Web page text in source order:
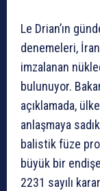
Le Drian’ın
denemeleri,
imzalanan
bulunuyor.
açıklamada,
anlaşmaya
balistik füze
büyük bir
2231 sayılı